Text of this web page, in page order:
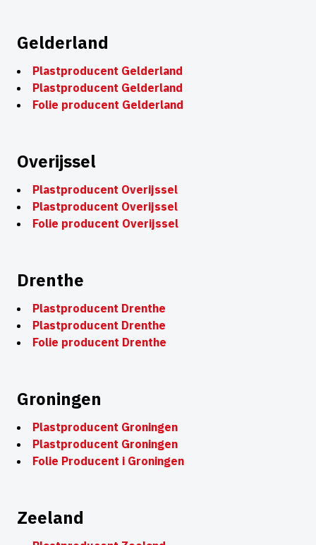
Gelderland
Plastproducent Gelderland
Plastproducent Gelderland
Folie producent Gelderland
Overijssel
Plastproducent Overijssel
Plastproducent Overijssel
Folie producent Overijssel
Drenthe
Plastproducent Drenthe
Plastproducent Drenthe
Folie producent Drenthe
Groningen
Plastproducent Groningen
Plastproducent Groningen
Folie Producent i Groningen
Zeeland